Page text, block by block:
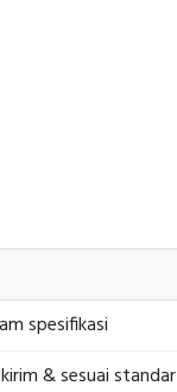
spesifikasi
& sesuai standar